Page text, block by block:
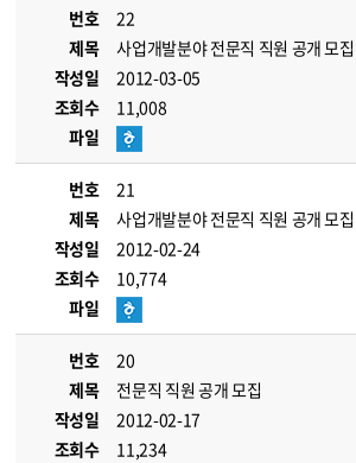
번호
22
제목
사업개발분야 전문직 직원 공개 모
작성일
2012-03-05
조회수
11,008
파일
번호
21
제목
사업개발분야 전문직 직원 공개 모집
작성일
2012-02-24
조회수
10,774
파일
번호
20
제목
전문직 직원 공개 모집
작성일
2012-02-17
조회수
11,234